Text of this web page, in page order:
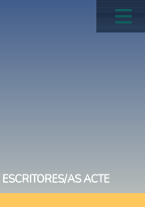
AS ACTE